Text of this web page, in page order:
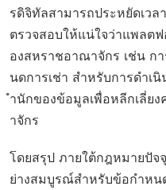
รดิจิทัลสามารถประหยัดเว
ตรวจสอบให้แน่ใจว่าแพลต
องสหราชอาณาจักร เช่น ก
นดการเช่า สำหรับการดำเ
ำนักของข้อมูลเพื่อหลีกเลี่ย
าจักร
โดยสรุป ภายใต้กฎหมายปัจ
ย่างสมบูรณ์สำหรับข้อกำหน